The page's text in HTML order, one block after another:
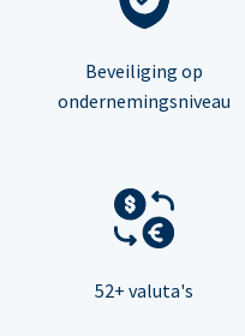
Beveiliging op
ondernemingsniveau
52+ valuta's